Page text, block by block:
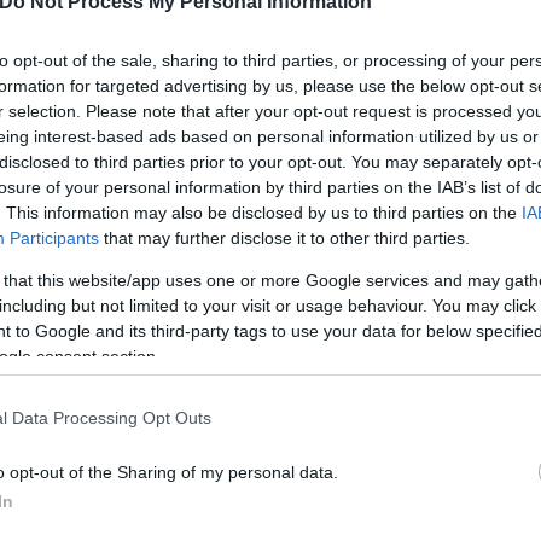
opt-out of the sale, sharing to third parties, or processing of your
for targeted advertising by us, please use the below opt-out
selection. Please note that after your opt-out request is processed
interest-based ads based on personal information utilized by us
to third parties prior to your opt-out. You may separately
of your personal information by third parties on the IAB’s list of
This information may also be disclosed by us to third parties on the
Participants that may further disclose it to other third parties.
that this website/app uses one or more Google services and may
but not limited to your visit or usage behaviour. You may
to Google and its third-party tags to use your data for below
consent section.
Data Processing Opt Outs
opt-out of the Sharing of my personal data.
την ποιότητα των υπηρεσιών και
βασικές προτεραιότητές μας. Είμαστε εδώ για
τα όποια φαινόμενα διαπλοκής. Πλέον, οι
τις εξετάσεις τους εύκολα, γρήγορα
και πολύπλοκων διαδικασιών. Η Περιφέρεια
λύσεις».